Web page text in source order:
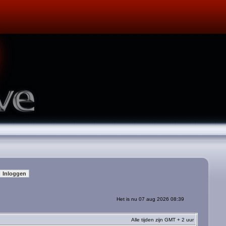
Het is nu 07 aug 2026 08:39
Alle tijden zijn GMT + 2 uur